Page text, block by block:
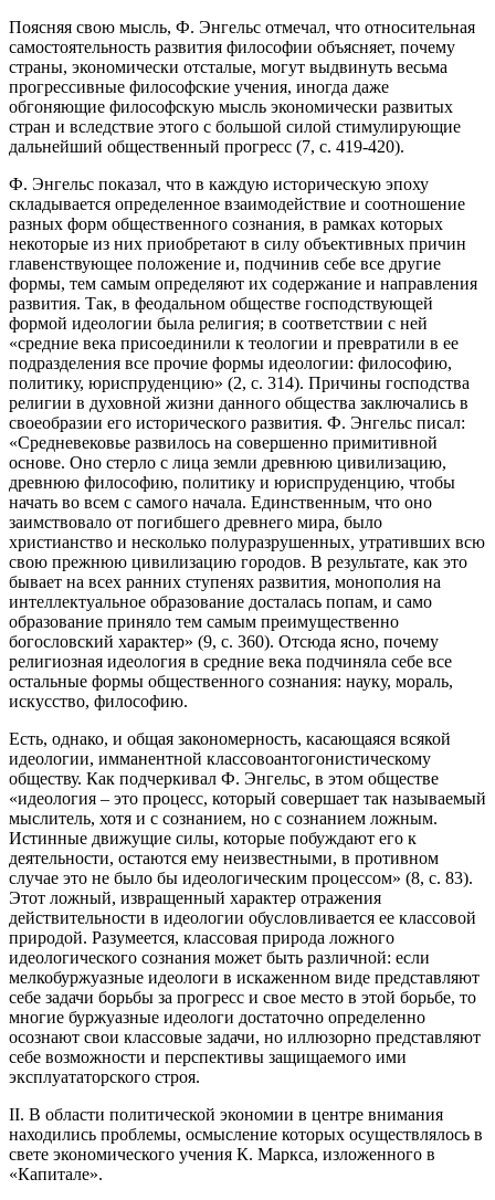
Поясняя свою мысль, Ф. Энгельс отмечал, что относительная
самостоятельность развития философии объясняет, почему
страны, экономически отсталые, могут выдвинуть весьма
прогрессивные философские учения, иногда даже
обгоняющие философскую мысль экономически развитых
стран и вследствие этого с большой силой стимулирующие
дальнейший общественный прогресс (7, с. 419-420).
Ф. Энгельс показал, что в каждую историческую эпоху
складывается определенное взаимодействие и соотношение
разных форм общественного сознания, в рамках которых
некоторые из них приобретают в силу объективных причин
главенствующее положение и, подчинив себе все другие
формы, тем самым определяют их содержание и направления
развития. Так, в феодальном обществе господствующей
формой идеологии была религия; в соответствии с ней
«средние века присоединили к теологии и превратили в ее
подразделения все прочие формы идеологии: философию,
политику, юриспруденцию» (2, с. 314). Причины господства
религии в духовной жизни данного общества заключались в
своеобразии его исторического развития. Ф. Энгельс писал:
«Средневековье развилось на совершенно примитивной
основе. Оно стерло с лица земли древнюю цивилизацию,
древнюю философию, политику и юриспруденцию, чтобы
начать во всем с самого начала. Единственным, что оно
заимствовало от погибшего древнего мира, было
христианство и несколько полуразрушенных, утративших всю
свою прежнюю цивилизацию городов. В результате, как это
бывает на всех ранних ступенях развития, монополия на
интеллектуальное образование досталась попам, и само
образование приняло тем самым преимущественно
богословский характер» (9, с. 360). Отсюда ясно, почему
религиозная идеология в средние века подчиняла себе все
остальные формы общественного сознания: науку, мораль,
искусство, философию.
Есть, однако, и общая закономерность, касающаяся всякой
идеологии, имманентной классовоантогонистическому
обществу. Как подчеркивал Ф. Энгельс, в этом обществе
«идеология – это процесс, который совершает так называемый
мыслитель, хотя и с сознанием, но с сознанием ложным.
Истинные движущие силы, которые побуждают его к
деятельности, остаются ему неизвестными, в противном
случае это не было бы идеологическим процессом» (8, с. 83).
Этот ложный, извращенный характер отражения
действительности в идеологии обусловливается ее классовой
природой. Разумеется, классовая природа ложного
идеологического сознания может быть различной: если
мелкобуржуазные идеологи в искаженном виде представляют
себе задачи борьбы за прогресс и свое место в этой борьбе, то
многие буржуазные идеологи достаточно определенно
осознают свои классовые задачи, но иллюзорно представляют
себе возможности и перспективы защищаемого ими
эксплуататорского строя.
II. В области политической экономии в центре внимания
находились проблемы, осмысление которых осуществлялось в
свете экономического учения К. Маркса, изложенного в
«Капитале».